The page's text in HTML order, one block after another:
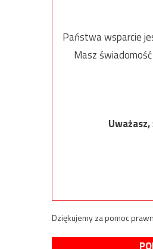
Państwa wsparcie
Masz
Dziękujemy za pomoc